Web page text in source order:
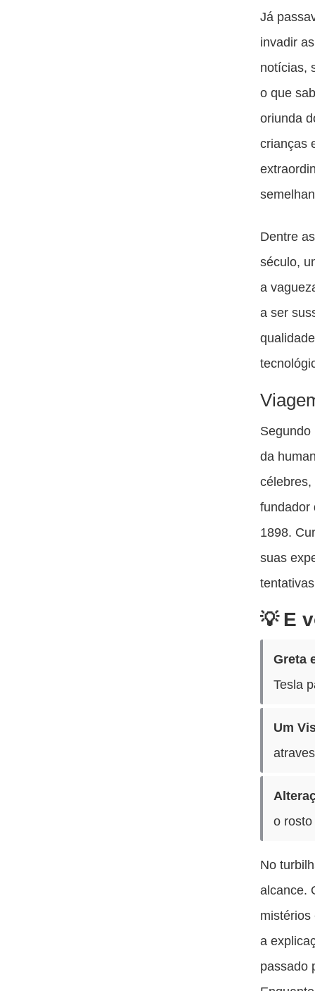
Já
invadir
notícias,
o que
oriunda
crianças
Dentre
século,
a
a ser
Segundo
da
fundador
1898.
suas
E
Greta
Tesla
Um
o
No
alcance.
mistérios
a
passado